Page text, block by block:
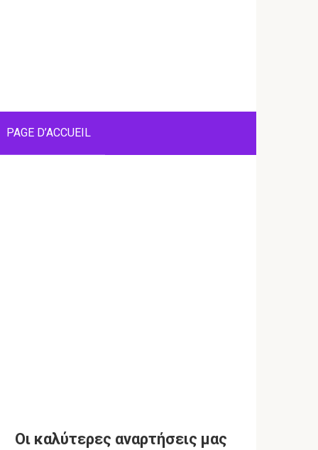
PAGE D’ACCUEIL
Οι καλύτερες αναρτήσεις μας